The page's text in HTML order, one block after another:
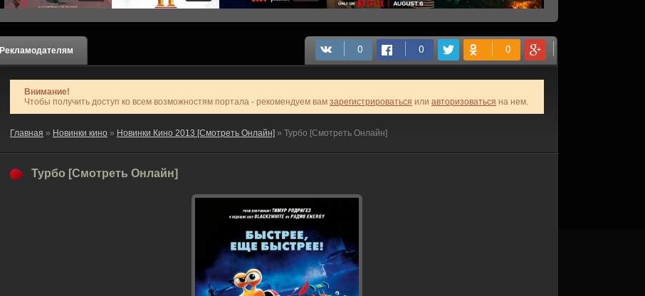
Рекламодателям
Внимание!
Чтобы получить доступ ко всем возможностям портала - рекомендуем вам зарегистрироваться или авторизоваться на нем.
Главная » Новинки кино » Новинки Кино 2013 [Смотреть Онлайн] » Турбо [Смотреть Онлайн]
Турбо [Смотреть Онлайн]